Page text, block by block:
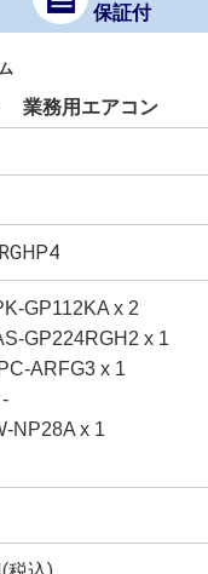
保証付
業務用エアコン
GP112KA x 2
GP224RGH2 x 1
ARFG3 x 1
NP28A x 1